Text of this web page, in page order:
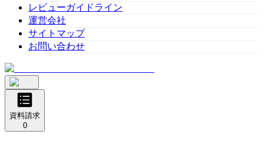
レビューガイドライン
運営会社
サイトマップ
お問い合わせ
資料請求
0